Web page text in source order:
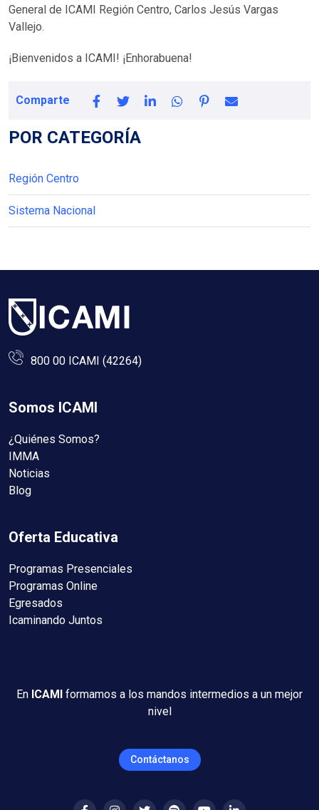
General de ICAMI Región Centro, Carlos Jesús Vargas
Vallejo.
¡Bienvenidos a ICAMI! ¡Enhorabuena!
Comparte
POR CATEGORÍA
Región Centro
Sistema Nacional
800 00 ICAMI (42264)
Somos ICAMI
¿Quiénes Somos?
IMMA
Noticias
Blog
Oferta Educativa
Programas Presenciales
Programas Online
Egresados
Icaminando Juntos
En ICAMI formamos a los mandos intermedios a un mejor
nivel
Contáctanos